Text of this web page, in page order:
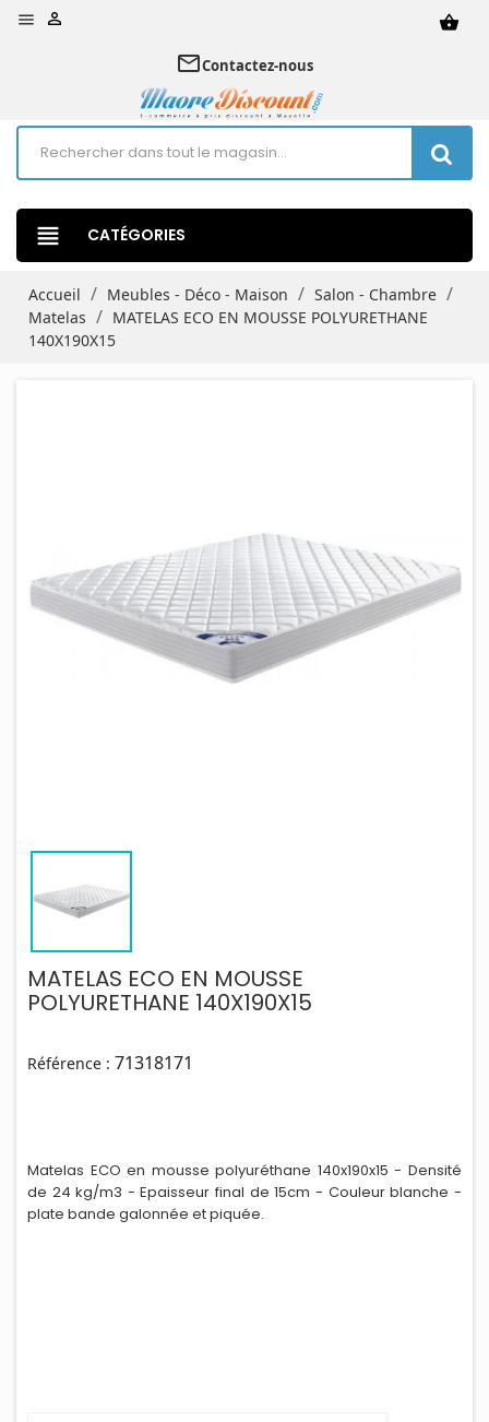
 shopping_basket

mail_outlineContactez-nous
view_headline CATÉGORIES
Accueil Meubles - Déco - Maison
Salon - Chambre
Matelas
MATELAS ECO EN MOUSSE POLYURETHANE
140X190X15
MATELAS ECO EN MOUSSE
POLYURETHANE 140X190X15
Référence : 71318171
Matelas ECO en mousse polyuréthane 140x190x15 - Densité
de 24 kg/m3 - Epaisseur final de 15cm - Couleur blanche -
plate bande galonnée et piquée.